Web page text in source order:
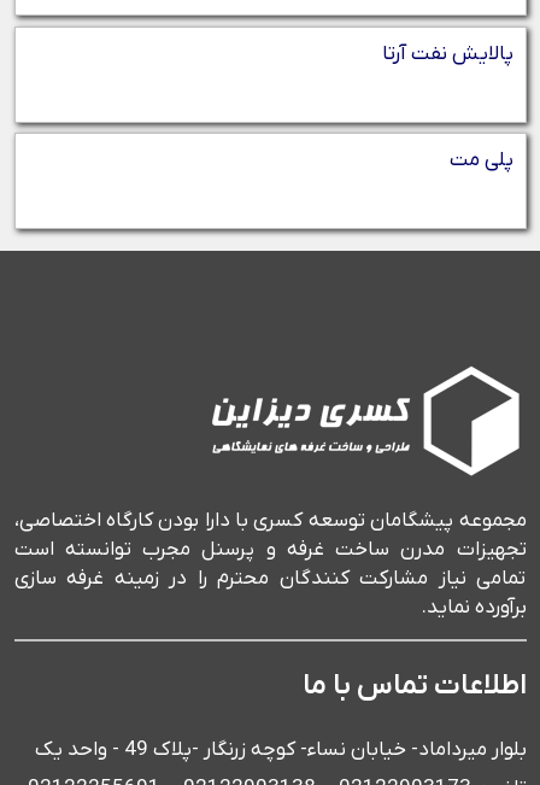
پالایش نفت آرتا
پلی مت
مجموعه پیشگامان توسعه کسری با دارا بودن کارگاه اختصاصی،
تجهیزات مدرن ساخت غرفه و پرسنل مجرب توانسته است
تمامی نیاز مشارکت کنندگان محترم را در زمینه غرفه سازی
برآورده نماید.
اطلاعات تماس با ما
بلوار میرداماد- خیابان نساء- کوچه زرنگار -پلاک 49 - واحد یک